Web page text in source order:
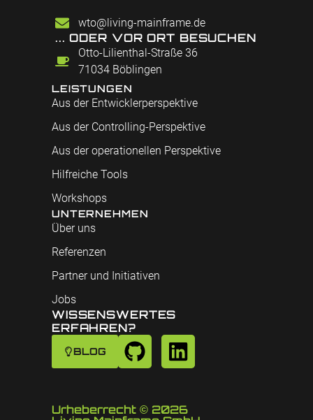
wto@living-mainframe.de
... ODER VOR ORT BESUCHEN
Otto-Lilienthal-Straße 36
71034 Böblingen
LEISTUNGEN
Aus der Entwicklerperspektive
Aus der Controlling-Perspektive
Aus der operationellen Perspektive
Hilfreiche Tools
Workshops
UNTERNEHMEN
Über uns
Referenzen
Partner und Initiativen
Jobs
WISSENSWERTES
ERFAHREN?
BLOG
Urheberrecht © 2026